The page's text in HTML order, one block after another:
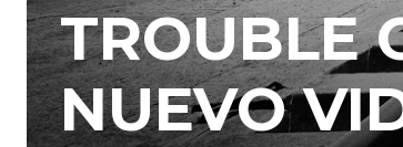
TROUBLE
NUEVO